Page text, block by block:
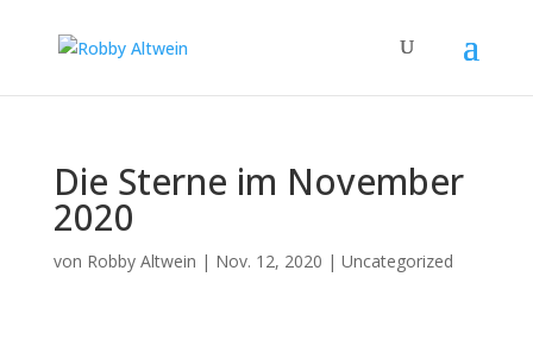
Die Sterne im November
2020
von Robby Altwein | Nov. 12, 2020 | Uncategorized